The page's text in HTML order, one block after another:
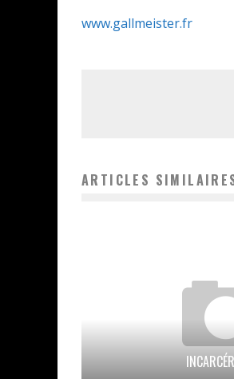
www.gallmeister.fr
ARTICLES